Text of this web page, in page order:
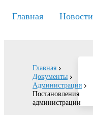
Главная Новости
Главная
Документы
Администрация
Постановления
администрации